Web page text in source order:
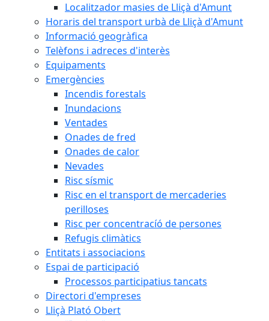
Localitzador masies de Lliçà d'Amunt
Horaris del transport urbà de Lliçà d'Amunt
Informació geogràfica
Telèfons i adreces d'interès
Equipaments
Emergències
Incendis forestals
Inundacions
Ventades
Onades de fred
Onades de calor
Nevades
Risc sísmic
Risc en el transport de mercaderies
perilloses
Risc per concentracíó de persones
Refugis climàtics
Entitats i associacions
Espai de participació
Processos participatius tancats
Directori d'empreses
Lliçà Plató Obert